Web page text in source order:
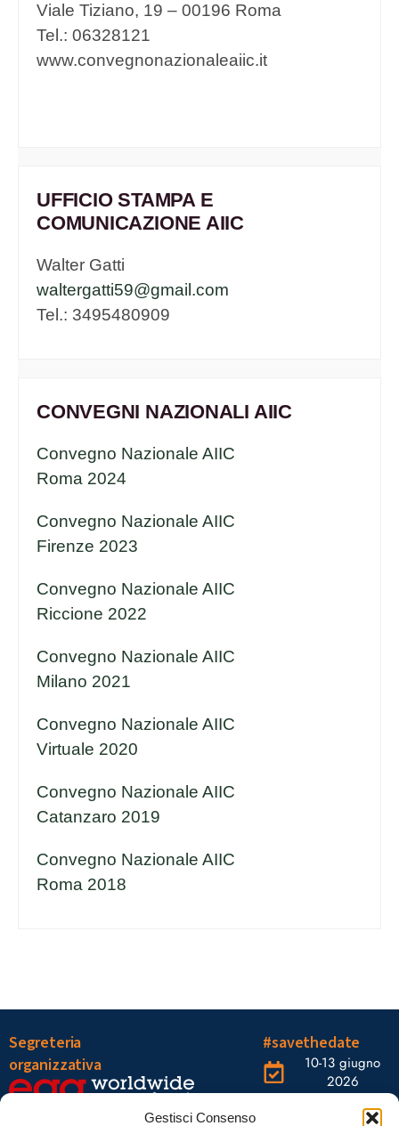
Gestisci Consenso
Viale Tiziano, 19 – 00196 Roma
Tel.: 06328121
www.convegnonazionaleaiic.it
UFFICIO STAMPA E
COMUNICAZIONE AIIC
Walter Gatti
waltergatti59@gmail.com
Tel.: 3495480909
CONVEGNI NAZIONALI AIIC
Convegno Nazionale AIIC
Roma 2024
Convegno Nazionale AIIC
Firenze 2023
Convegno Nazionale AIIC
Riccione 2022
Convegno Nazionale AIIC
Milano 2021
Convegno Nazionale AIIC
Virtuale 2020
Convegno Nazionale AIIC
Catanzaro 2019
Convegno Nazionale AIIC
Roma 2018
Segreteria
organizzativa
#savethedate
10-13 giugno
2026
OGR Torino